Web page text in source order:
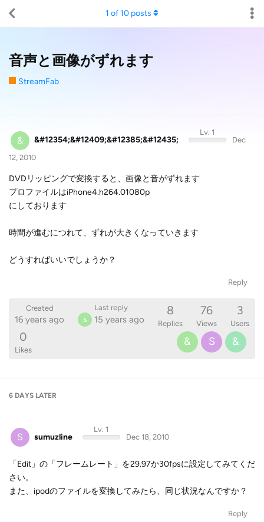
音声と画像がずれます
StreamFab
1 of10 posts
& &#12354;&#12409;&#12385;&#12435;
Lv. 1
Dec
12, 2010
DVDリッピングで変換すると、画像と音がずれます
プロファイルはiPhone4.h264.01080p
にしております
時間が進むにつれて、ずれが大きくなっていきます
どうすればいいでしょうか？
Reply
Created
16 years ago
Last reply
& 15 years ago
8
Replies
76
Views
3
Users
0
Likes
& S &
6 DAYS LATER
S sumuzline
Lv. 1
Dec 18, 2010
「Edit」の「フレームレート」を29.97か30fpsに設定してみてくだ
さい。
また、ipodのファイルを変換してみたら、同じ状況なんですか？
Reply